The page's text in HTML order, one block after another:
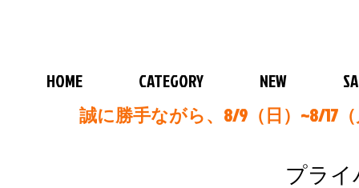
HOME CATEGORY NEW
誠に勝手ながら、8/9（日）~8/17
プライ